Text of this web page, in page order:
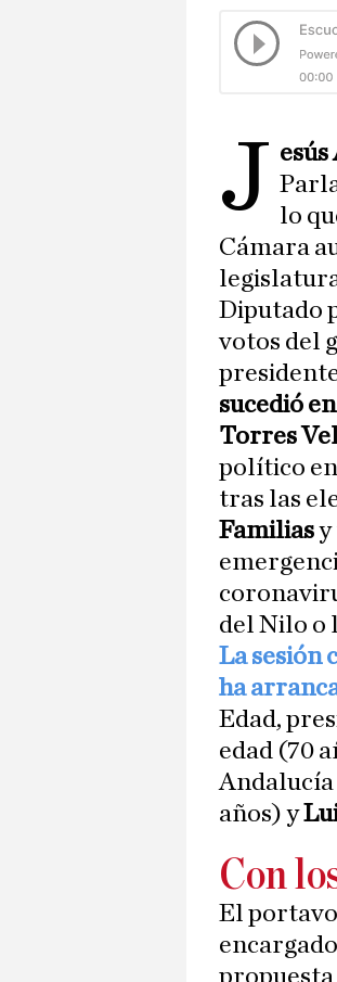
J lo
Cámara
Diputado
votos del
sucedió
Torres
político
tras las
Familiasy
del Nilo o
La sesión
ha
Edad,
edad (70
Andalucía
años) y
Con
El